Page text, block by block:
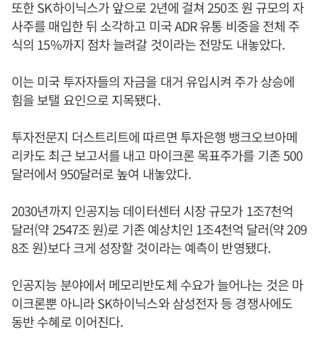
또한 SK하이닉스가 앞으로 2년에 걸쳐 250조 원 규모의 자
사주를 매입한 뒤 소각하고 미국 ADR 유통 비중을 전체 주
식의 15%까지 점차 늘려갈 것이라는 전망도 내놓았다.
이는 미국 투자자들의 자금을 대거 유입시켜 주가 상승에
힘을 보탤 요인으로 지목됐다.
투자전문지 더스트리트에 따르면 투자은행 뱅크오브아메
리카도 최근 보고서를 내고 마이크론 목표주가를 기존 500
달러에서 950달러로 높여 내놓았다.
2030년까지 인공지능 데이터센터 시장 규모가 1조7천억
달러(약 2547조 원)로 기존 예상치인 1조4천억 달러(약 209
8조 원)보다 크게 성장할 것이라는 예측이 반영됐다.
인공지능 분야에서 메모리반도체 수요가 늘어나는 것은 마
이크론뿐 아니라 SK하이닉스와 삼성전자 등 경쟁사에도
동반 수혜로 이어진다.